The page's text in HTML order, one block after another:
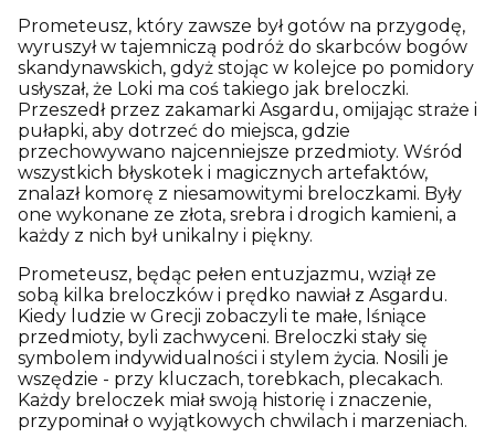
Prometeusz, który zawsze był gotów na przygodę,
wyruszył w tajemniczą podróż do skarbców bogów
skandynawskich, gdyż stojąc w kolejce po pomidory
usłyszał, że Loki ma coś takiego jak breloczki.
Przeszedł przez zakamarki Asgardu, omijając straże i
pułapki, aby dotrzeć do miejsca, gdzie
przechowywano najcenniejsze przedmioty. Wśród
wszystkich błyskotek i magicznych artefaktów,
znalazł komorę z niesamowitymi breloczkami. Były
one wykonane ze złota, srebra i drogich kamieni, a
każdy z nich był unikalny i piękny.
Prometeusz, będąc pełen entuzjazmu, wziął ze
sobą kilka breloczków i prędko nawiał z Asgardu.
Kiedy ludzie w Grecji zobaczyli te małe, lśniące
przedmioty, byli zachwyceni. Breloczki stały się
symbolem indywidualności i stylem życia. Nosili je
wszędzie - przy kluczach, torebkach, plecakach.
Każdy breloczek miał swoją historię i znaczenie,
przypominał o wyjątkowych chwilach i marzeniach.